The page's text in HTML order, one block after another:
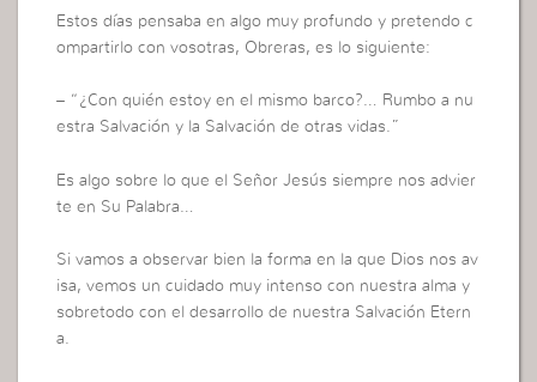
Estos días pensaba en algo muy profundo y pretendo c
ompartirlo con vosotras, Obreras, es lo siguiente:
– “¿Con quién estoy en el mismo barco?… Rumbo a nu
estra Salvación y la Salvación de otras vidas.”
Es algo sobre lo que el Señor Jesús siempre nos advier
te en Su Palabra…
Si vamos a observar bien la forma en la que Dios nos av
isa, vemos un cuidado muy intenso con nuestra alma y
sobretodo con el desarrollo de nuestra Salvación Etern
a.